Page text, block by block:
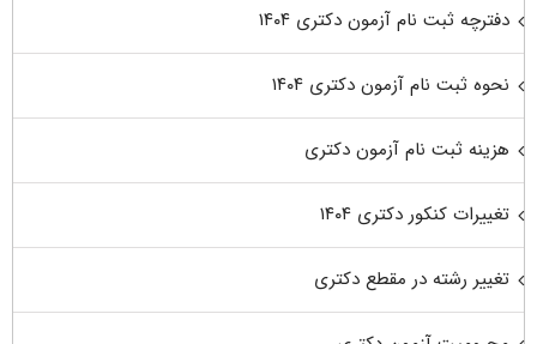
دفترچه ثبت نام آزمون دکتری ۱۴۰۴
نحوه ثبت نام آزمون دکتری ۱۴۰۴
هزینه ثبت نام آزمون دکتری
تغییرات کنکور دکتری ۱۴۰۴
تغییر رشته در مقطع دکتری